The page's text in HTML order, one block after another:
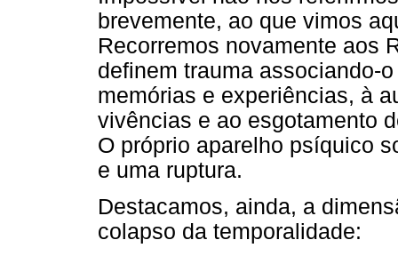
brevemente, ao que vimos
Recorremos novamente aos
definem trauma associando-
memórias e experiências, à
vivências e ao esgotamento
O próprio aparelho psíquico
e uma ruptura.
Destacamos, ainda, a
colapso da temporalidade: